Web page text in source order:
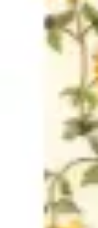
Basket Actu
Analyse et
performances
Basket Actu